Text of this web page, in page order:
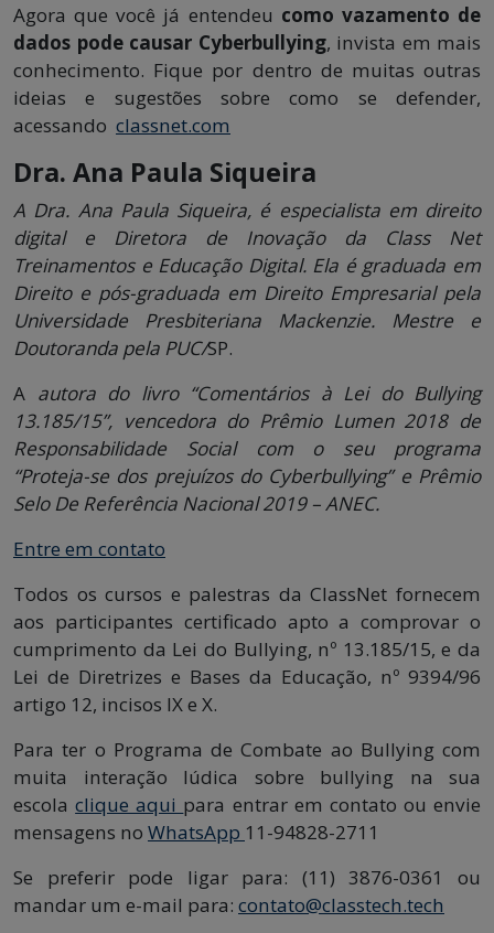
Agora que você já entendeu como vazamento de
dados pode causar Cyberbullying, invista em mais
conhecimento. Fique por dentro de muitas outras
ideias e sugestões sobre como se defender,
acessando classnet.com
Dra. Ana Paula Siqueira
A Dra. Ana Paula Siqueira, é especialista em direito
digital e Diretora de Inovação da Class Net
Treinamentos e Educação Digital. Ela é graduada em
Direito e pós-graduada em Direito Empresarial pela
Universidade Presbiteriana Mackenzie. Mestre e
Doutoranda pela PUC/SP.
A autora do livro “Comentários à Lei do Bullying
13.185/15”, vencedora do Prêmio Lumen 2018 de
Responsabilidade Social com o seu programa
“Proteja-se dos prejuízos do Cyberbullying” e Prêmio
Selo De Referência Nacional 2019 – ANEC.
Entre em contato
Todos os cursos e palestras da ClassNet fornecem
aos participantes certificado apto a comprovar o
cumprimento da Lei do Bullying, nº 13.185/15, e da
Lei de Diretrizes e Bases da Educação, nº 9394/96
artigo 12, incisos IX e X.
Para ter o Programa de Combate ao Bullying com
muita interação lúdica sobre bullying na sua
escolaclique aqui para entrar em contato ou envie
mensagens no WhatsApp 11-94828-2711
Se preferir pode ligar para: (11) 3876-0361 ou
mandar um e-mail para: contato@classtech.tech